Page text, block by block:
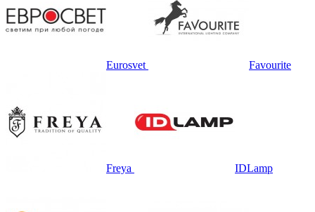
Eurosvet Favourite
Freya IDLamp